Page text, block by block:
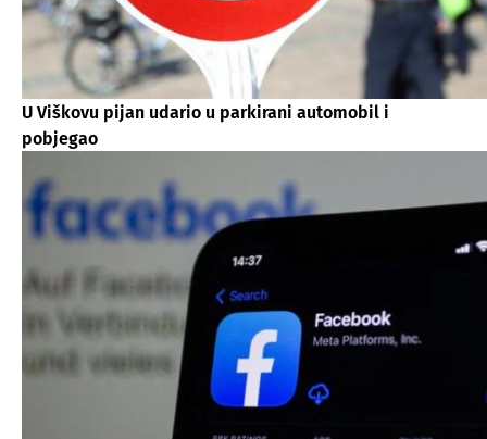
U Viškovu pijan udario u parkirani automobil i
pobjegao